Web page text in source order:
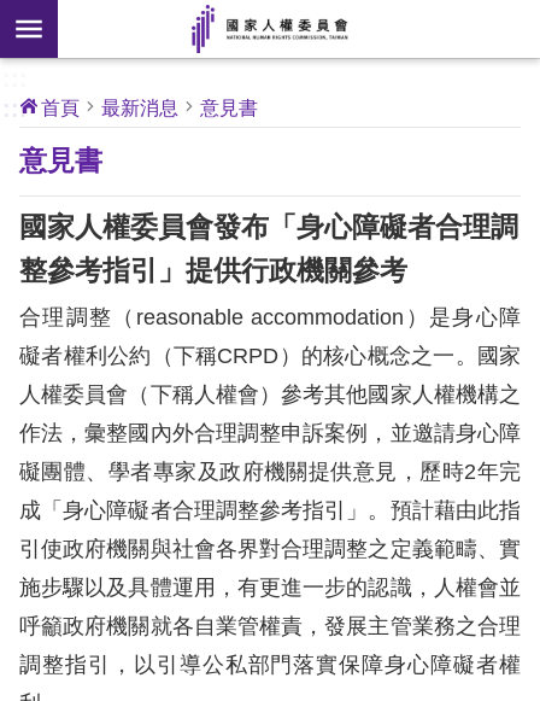
前往主要內容區塊
搜
尋
開
新
]
核
心
人
權
公
約
關
於
本
會
新
消
息
人
權
業
:::
首頁 最新消息 意見書
意見書
國家人權委員會發布「身心障礙者合理調
整參考指引」提供行政機關參考
合理調整（reasonable accommodation）是身心障
礙者權利公約（下稱CRPD）的核心概念之一。國家
人權委員會（下稱人權會）參考其他國家人權機構之
作法，彙整國內外合理調整申訴案例，並邀請身心障
礙團體、學者專家及政府機關提供意見，歷時2年完
成「身心障礙者合理調整參考指引」。預計藉由此指
引使政府機關與社會各界對合理調整之定義範疇、實
施步驟以及具體運用，有更進一步的認識，人權會並
呼籲政府機關就各自業管權責，發展主管業務之合理
調整指引，以引導公私部門落實保障身心障礙者權